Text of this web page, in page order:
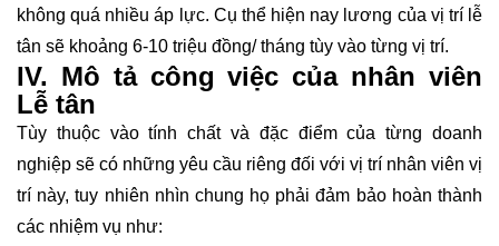
không quá nhiều áp lực. Cụ thể hiện nay lương của vị trí lễ
tân sẽ khoảng 6-10 triệu đồng/ tháng tùy vào từng vị trí.
IV. Mô tả công việc của nhân viên
Lễ tân
Tùy thuộc vào tính chất và đặc điểm của từng doanh
nghiệp sẽ có những yêu cầu riêng đối với vị trí nhân viên vị
trí này, tuy nhiên nhìn chung họ phải đảm bảo hoàn thành
các nhiệm vụ như: